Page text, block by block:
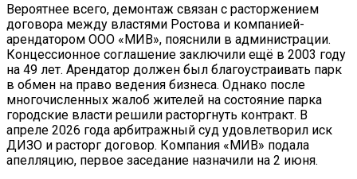
Вероятнее всего, демонтаж связан с расторжением
договора между властями Ростова и компанией-
арендатором ООО «МИВ», пояснили в администрации.
Концессионное соглашение заключили ещё в 2003 году
на 49 лет. Арендатор должен был благоустраивать парк
в обмен на право ведения бизнеса. Однако после
многочисленных жалоб жителей на состояние парка
городские власти решили расторгнуть контракт. В
апреле 2026 года арбитражный суд удовлетворил иск
ДИЗО и расторг договор. Компания «МИВ» подала
апелляцию, первое заседание назначили на 2 июня.